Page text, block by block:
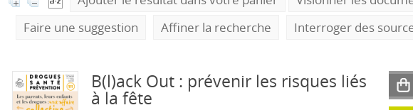
Faire une suggestion
Affiner la recherche Interroger des
B(l)ack Out : prévenir les risques liés
à la fête